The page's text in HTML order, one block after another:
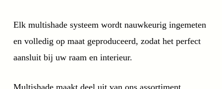
Elk multishade systeem wordt nauwkeurig ingemeten
en volledig op maat geproduceerd, zodat het perfect
aansluit bij uw raam en interieur.
Multishade maakt deel uit van ons assortiment